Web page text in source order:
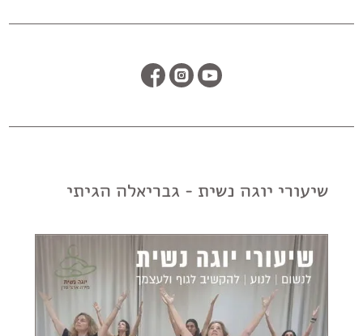
אפשר
שיעורי יוגה נשית - גבריאלה הגיתי